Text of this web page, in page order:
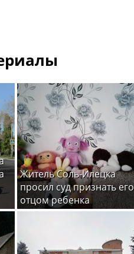
Житель Соль-Илецка
просил суд признать его
отцом ребенка